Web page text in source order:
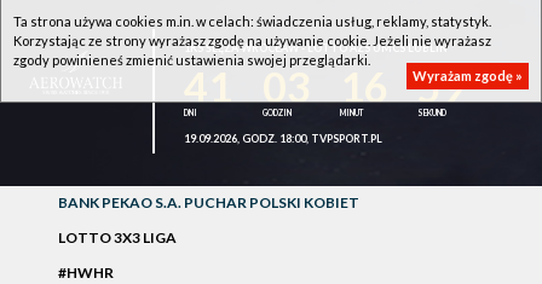
1KS ŚLĘZA WROCŁAW - LOTTO AZS UMCS LUBLIN
59
19.09.2026, GODZ. 18:00, TVPSPORT.PL
BANK PEKAO S.A. PUCHAR POLSKI KOBIET
LOTTO 3X3 LIGA
#HWHR
Ta strona używa cookies m.in. w celach: świadczenia usług, reklamy, statystyk.
Korzystając ze strony wyrażasz zgodę na używanie cookie. Jeżeli nie wyrażasz
zgody powinieneś zmienić ustawienia swojej przeglądarki.
Wyrażam zgodę »